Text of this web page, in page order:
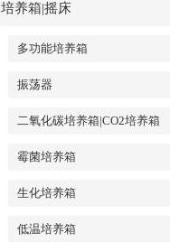
培养箱|摇床
多功能培养箱
振荡器
二氧化碳培养箱|CO2培养箱
霉菌培养箱
生化培养箱
低温培养箱